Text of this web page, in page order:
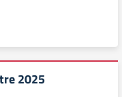
2025